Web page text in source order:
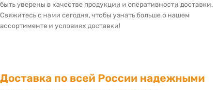
быть уверены в качестве продукции и оперативности доставки.
Свяжитесь с нами сегодня, чтобы узнать больше о нашем
ассортименте и условиях доставки!
Доставка по всей России надежными